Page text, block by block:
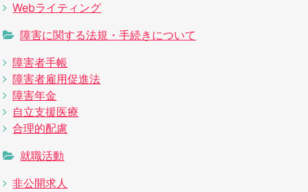
Webライティング
障害に関する法規・手続きについて
障害者手帳
障害者雇用促進法
障害年金
自立支援医療
合理的配慮
就職活動
非公開求人